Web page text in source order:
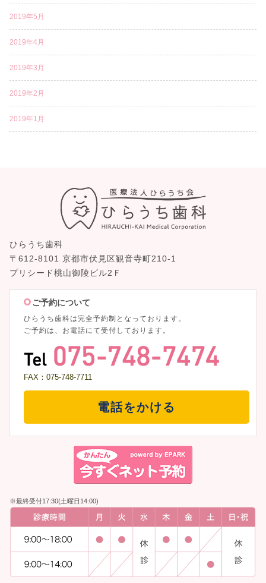
2019年5月
2019年4月
2019年3月
2019年2月
2019年1月
ひらうち歯科
〒612-8101 京都市伏見区観音寺町210-1
プリシード桃山御陵ビル2Ｆ
ご予約について
ひらうち歯科は完全予約制となっております。
ご予約は、お電話にて受付しております。
FAX：075-748-7711
電話をかける
※最終受付17:30(土曜日14:00)